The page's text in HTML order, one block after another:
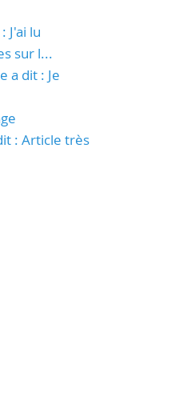
J'ai lu
sur l...
a dit : Je
: Article très